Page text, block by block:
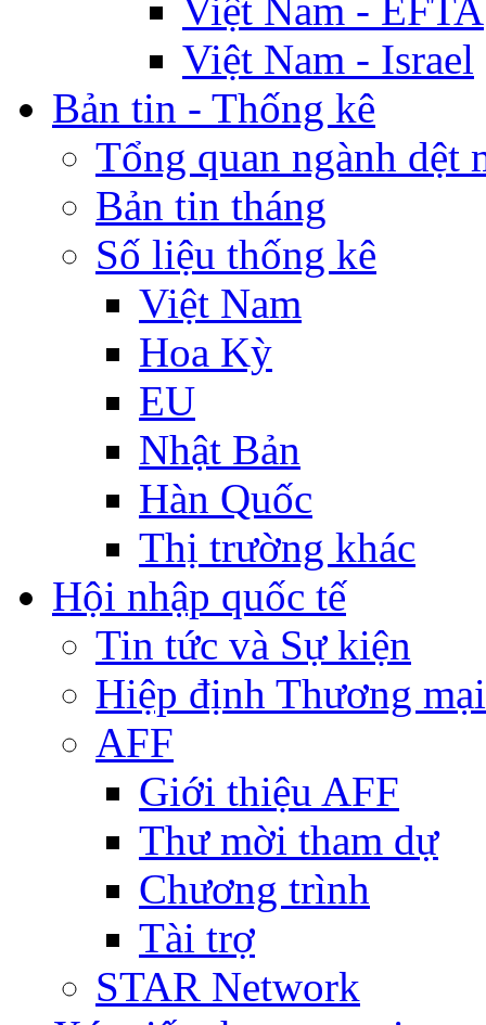
Việt Nam - EFTA
Việt Nam - Israel
Bản tin - Thống kê
Tổng quan ngành dệt
Bản tin tháng
Số liệu thống kê
Việt Nam
Hoa Kỳ
EU
Nhật Bản
Hàn Quốc
Thị trường khác
Hội nhập quốc tế
Tin tức và Sự kiện
Hiệp định Thương
AFF
Giới thiệu AFF
Thư mời tham dự
Chương trình
Tài trợ
STAR Network